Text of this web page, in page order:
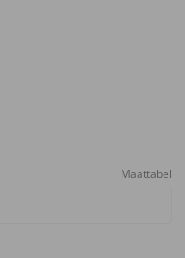
Maattabel